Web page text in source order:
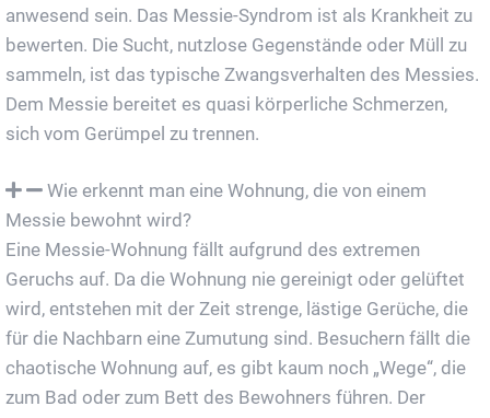
anwesend sein. Das Messie-Syndrom ist als Krankheit zu
bewerten. Die Sucht, nutzlose Gegenstände oder Müll zu
sammeln, ist das typische Zwangsverhalten des Messies.
Dem Messie bereitet es quasi körperliche Schmerzen,
sich vom Gerümpel zu trennen.
Wie erkennt man eine Wohnung, die von einem
Messie bewohnt wird?
Eine Messie-Wohnung fällt aufgrund des extremen
Geruchs auf. Da die Wohnung nie gereinigt oder gelüftet
wird, entstehen mit der Zeit strenge, lästige Gerüche, die
für die Nachbarn eine Zumutung sind. Besuchern fällt die
chaotische Wohnung auf, es gibt kaum noch „Wege“, die
zum Bad oder zum Bett des Bewohners führen. Der